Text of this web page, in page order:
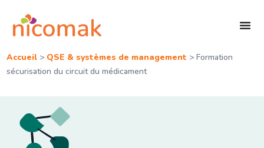
Accueil> QSE & systèmes de management > Formation
sécurisation du circuit du médicament